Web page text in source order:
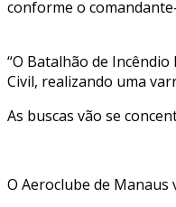
conforme o
“O Batalhão de
Civil, realizando uma
As buscas vão se
O Aeroclube de